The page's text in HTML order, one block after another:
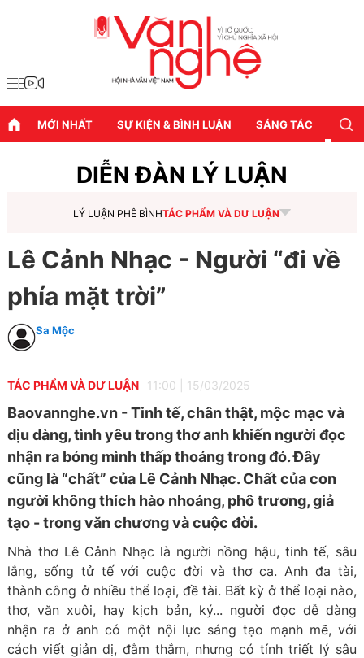
MỚI NHẤT SỰ KIỆN & BÌNH LUẬN SÁNG TÁC
DIỄN ĐÀN LÝ LUẬN
LÝ LUẬN PHÊ BÌNHTÁC PHẨM VÀ DƯ LUẬN
Lê Cảnh Nhạc - Người “đi về
phía mặt trời”
Sa Mộc
TÁC PHẨM VÀ DƯ LUẬN 11:00 15/03/2025
Baovannghe.vn - Tinh tế, chân thật, mộc mạc và
dịu dàng, tình yêu trong thơ anh khiến người đọc
nhận ra bóng mình thấp thoáng trong đó. Đây
cũng là “chất” của Lê Cảnh Nhạc. Chất của con
người không thích hào nhoáng, phô trương, giả
tạo - trong văn chương và cuộc đời.
Nhà thơ Lê Cảnh Nhạc là người nồng hậu, tinh tế, sâu
lắng, sống tử tế với cuộc đời và thơ ca. Anh đa tài,
thành công ở nhiều thể loại, đề tài. Bất kỳ ở thể loại nào,
thơ, văn xuôi, hay kịch bản, ký... người đọc dễ dàng
nhận ra ở anh có một nội lực sáng tạo mạnh mẽ, với
cách viết giản dị, đằm thắm, nhưng có tính triết lý sâu